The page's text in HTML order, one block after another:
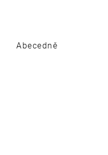
Abecedně